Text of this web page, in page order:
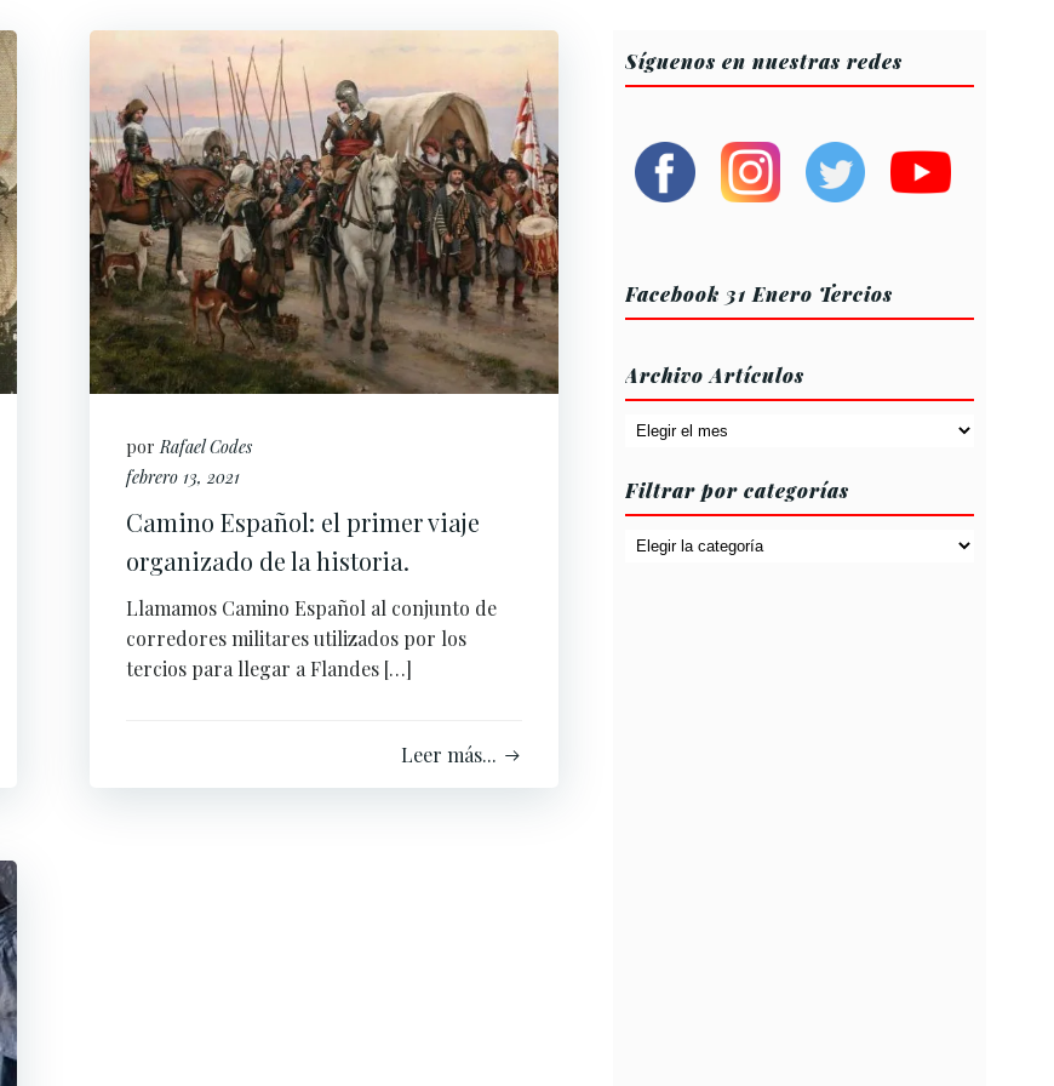
por Rafael Codes
febrero 13, 2021
Camino Español: el primer viaje
organizado de la historia.
Llamamos Camino Español al conjunto de
corredores militares utilizados por los
tercios para llegar a Flandes […]
Leer más...
Síguenos en nuestras redes
Facebook 31 Enero Tercios
Archivo Artículos
Archivo
Filtrar por categorías
Filtrar